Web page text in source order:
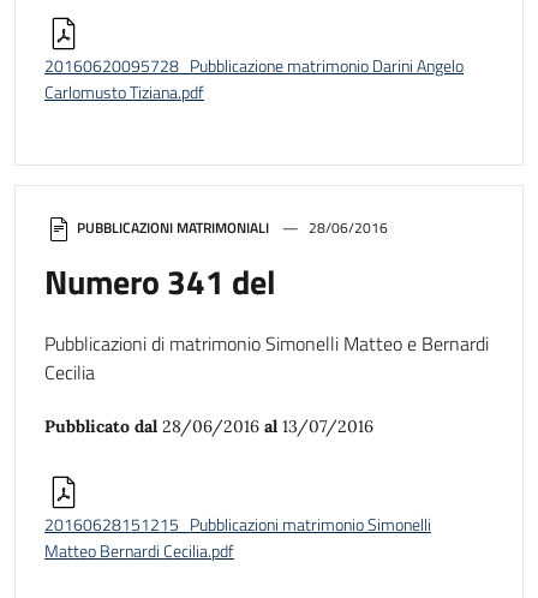
PUBBLICAZIONI MATRIMONIALI 28/06/2016
Numero 341 del
Pubblicazioni di matrimonio Simonelli Matteo e Bernardi
Cecilia
Pubblicato dal 28/06/2016 al 13/07/2016
20160628151215_Pubblicazioni matrimonio Simonelli
Matteo Bernardi Cecilia.pdf
20160620095728_Pubblicazione matrimonio Darini Angelo
Carlomusto Tiziana.pdf